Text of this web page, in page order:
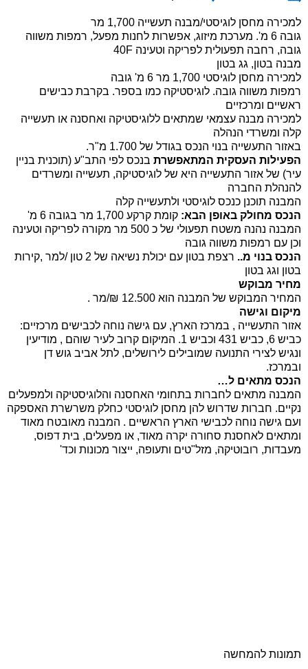
למכירה מחסן לוגיסטי/מבנה תעשייה 1,700 מר
גובה 6 מ'. מערכת מיזוג, אפשרות לחנות מפעל, רמפות משווה
גובה, רחבה תפעולית לפריקה וטעינה 40F
מבנה בטון, גג בטון
למכירה מחסן לוגיסטי 1,700 מר 6 מ' גובה
רמפות משווה גובה. לוגיסטיקה כמו בספר. בקרבת כבישים
ראשיים ומרכזיים
למכירה מבנה עצמאי שמתאים ללוגיסטיקה ואחסנה או תעשייה
קלה ומשרדי הנהלה
באזור התעשייה בנוי הנכס בגודל של 1.700 מ"ר.
הפעילות העסקית המתאפשרת בנכס לפי התב"ע (תוכנית בניין
עיר) של אזור התעשייה היא של לוגיסטיקה, תעשייה ומשרדים
להנהלת החברה
המבנה תוכנן כנכס לוגיסטי ולתעשייה קלה
הנכס מחולק באופן הבא: קומת קרקע 1,700 מר בגובה 6 מ'
המבנה נהנה משטח תפעולי של כ 500 מר מקורה לפריקה וטעינה
וכן עם רמפות משווה גובה
הנכס בנוי מ..
רצפת בטון עם יכולת נשיאה של 2 טון /למר ,קירות
בטון וגג בטון
מחיר מבוקש
המחיר המבוקש של המבנה הוא 12.500 ₪/מר .
מיקום וגישה
אזור התעשייה , במרכז הארץ, עם גישה נוחה לכבישים מרכזיים:
כביש 6, כביש 431 וכביש 1. המיקום קרוב לעיר שוהם , מודיעין
ונגיש לצירי התנועה שמובילים לירושלים, לתל אביב גוש דן
ובמרכז.
הנכס מתאים ל…
המבנה מתאים לחברות בתחומי האחסנה והלוגיסטיקה ולמפעלים
נקיים. חברות שדרוש להן מחסן לוגיסטי כחלק משרשרת האספקה
ועם גישה נוחה לכבישי הארץ הראשיים . המבנה מאובטח מאוד
ומתאים לאחסנת סחורה יקרה מאוד, או מפעלים, בית דפוס,
מעבדות, רובוטיקה, מזל"טים ותעופה, ייצור מכונות וכד'
תמונות להמחשה